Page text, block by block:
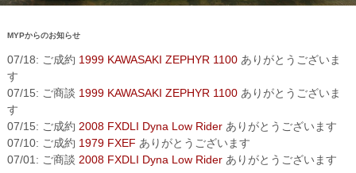
MYPからのお知らせ
07/18: ご成約 1999 KAWASAKI ZEPHYR 1100ありがとうございま
す
07/15: ご商談 1999 KAWASAKI ZEPHYR 1100ありがとうございま
す
07/15: ご成約 2008 FXDLI Dyna Low Riderありがとうございます
07/10: ご成約 1979 FXEF ありがとうございます
07/01: ご商談 2008 FXDLI Dyna Low Riderありがとうございます